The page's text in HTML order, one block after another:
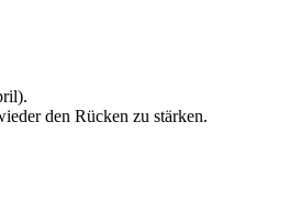
den Rücken zu stärken.